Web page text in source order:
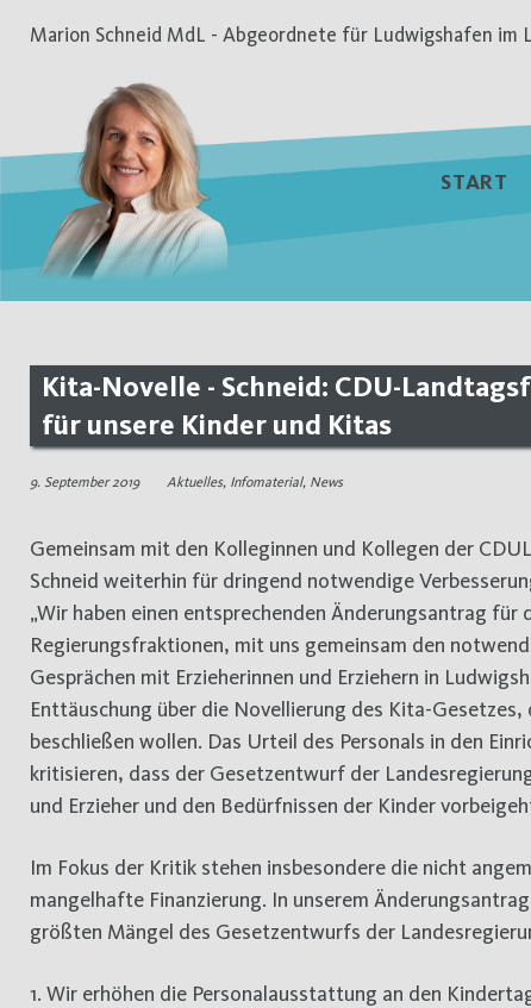
Inhalt
Marion Schneid MdL - Abgeordnete für Ludwigshafen im
START
Kita-Novelle - Schneid: CDU-
für unsere Kinder und Kitas
9. September 2019 Aktuelles, Infomaterial, News
Gemeinsam mit den Kolleginnen und Kollegen der CDULandtagsfraktion setzt sich die CDU-Landtagsabgeordnete Marion
Schneid weiterhin für dringend notwendige
„Wir haben einen entsprechenden Änderungsantrag
Regierungsfraktionen, mit uns gemeinsam den
Gesprächen mit Erzieherinnen und Erziehern in
Enttäuschung über die Novellierung des Kita-
beschließen wollen. Das Urteil des Personals in den
kritisieren, dass der Gesetzentwurf der
und Erzieher und den Bedürfnissen der Kinder
Im Fokus der Kritik stehen insbesondere die nicht
mangelhafte Finanzierung. In unserem
größten Mängel des Gesetzentwurfs der
1. Wir erhöhen die Personalausstattung an den